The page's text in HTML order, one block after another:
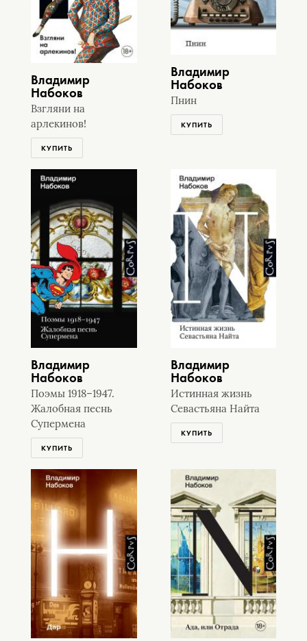
Владимир
Набоков
Взгляни на
арлекинов!
КУПИТЬ
Владимир
Набоков
Пнин
КУПИТЬ
Владимир
Набоков
Поэмы 1918–1947.
Жалобная песнь
Супермена
КУПИТЬ
Владимир
Набоков
Истинная жизнь
Севастьяна Найта
КУПИТЬ